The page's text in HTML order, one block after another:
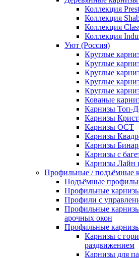
Коллекция
Коллекция
Коллекция
Коллекция
Уют (Россия)
Круглые
Круглые
Круглые
Круглые
Круглые
Кованые
Карнизы Топ-
Карнизы
Карнизы ОСТ
Карнизы
Карнизы
Карнизы с
Карнизы Лайн
Профильные / подъёмные
Подъёмные
Профильные
Профили с
Профильные
арочных окон
Профильные
Карнизы с
раздвижением
Карнизы для